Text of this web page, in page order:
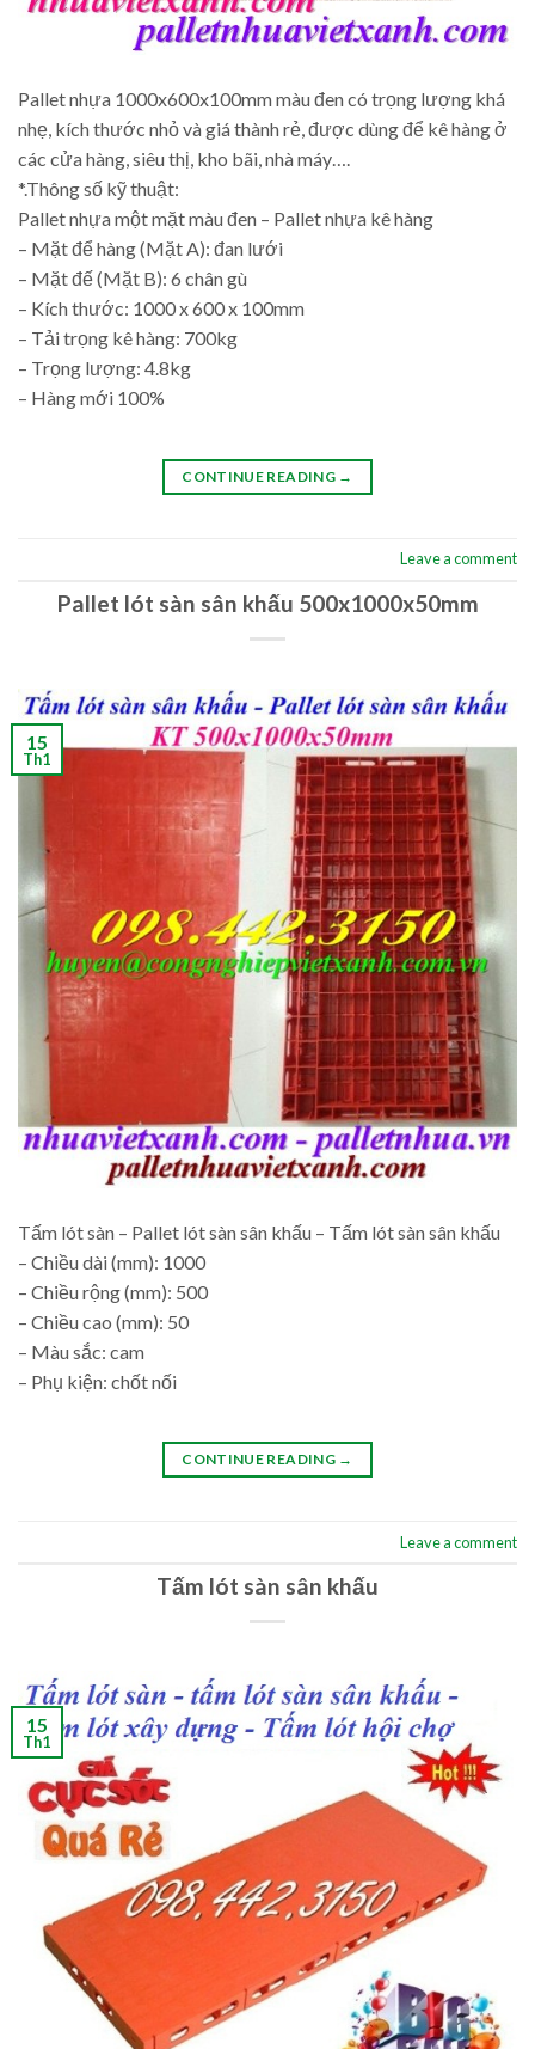
Pallet nhựa 1000x600x100mm màu đen có trọng lượng khá
nhẹ, kích thước nhỏ và giá thành rẻ, được dùng để kê hàng ở
các cửa hàng, siêu thị, kho bãi, nhà máy….
*.Thông số kỹ thuật:
Pallet nhựa một mặt màu đen – Pallet nhựa kê hàng
– Mặt để hàng (Mặt A): đan lưới
– Mặt đế (Mặt B): 6 chân gù
– Kích thước: 1000 x 600 x 100mm
– Tải trọng kê hàng: 700kg
– Trọng lượng: 4.8kg
– Hàng mới 100%
CONTINUE READING →
Leave a comment
Pallet lót sàn sân khấu 500x1000x50mm
15
Th1
Tấm lót sàn – Pallet lót sàn sân khấu – Tấm lót sàn sân khấu
– Chiều dài (mm): 1000
– Chiều rộng (mm): 500
– Chiều cao (mm): 50
– Màu sắc: cam
– Phụ kiện: chốt nối
CONTINUE READING →
Leave a comment
Tấm lót sàn sân khấu
15
Th1